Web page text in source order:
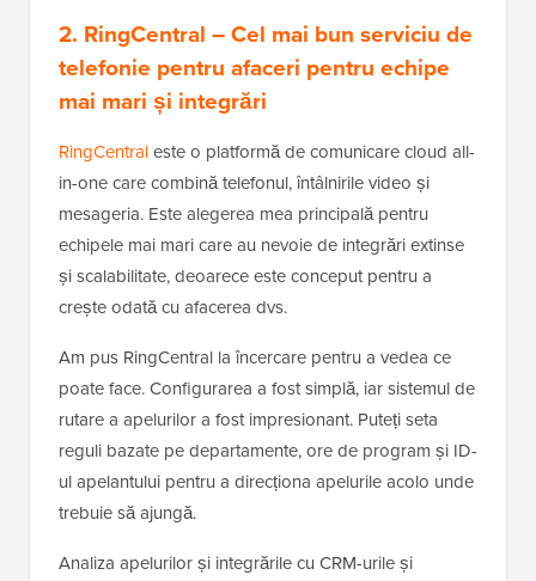
2. RingCentral – Cel mai bun serviciu de
telefonie pentru afaceri pentru echipe
mai mari și integrări
RingCentraleste o platformă de comunicare cloud all-
in-one care combină telefonul, întâlnirile video și
mesageria. Este alegerea mea principală pentru
echipele mai mari care au nevoie de integrări extinse
și scalabilitate, deoarece este conceput pentru a
crește odată cu afacerea dvs.
Am pus RingCentral la încercare pentru a vedea ce
poate face. Configurarea a fost simplă, iar sistemul de
rutare a apelurilor a fost impresionant. Puteți seta
reguli bazate pe departamente, ore de program și ID-
ul apelantului pentru a direcționa apelurile acolo unde
trebuie să ajungă.
Analiza apelurilor și integrările cu CRM-urile și